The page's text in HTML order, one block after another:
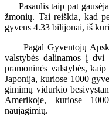
Pasaulis taip pat
žmonių. Tai reiškia, kad
gyvens 4.33 bilijonai, iš
Pagal Gyventojų
valstybės dalinamos į
pramoninės valstybės,
Japonija, kuriose 1000
gimimų vidurkio
Amerikoje, kuriose
naujagimių.